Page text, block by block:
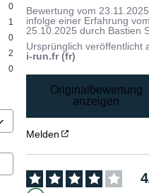
0
1
0
2
0
Bewertung vom 23.11.2025
infolge einer Erfahrung
25.10.2025 durch Bastien
Ursprünglich veröffentlicht
i-run.fr (fr)
Originalbewertung
anzeigen
Melden
4